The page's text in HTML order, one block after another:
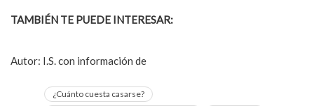
TAMBIÉN TE PUEDE INTERESAR:
Autor: I.S. con información de
¿Cuánto cuesta casarse?